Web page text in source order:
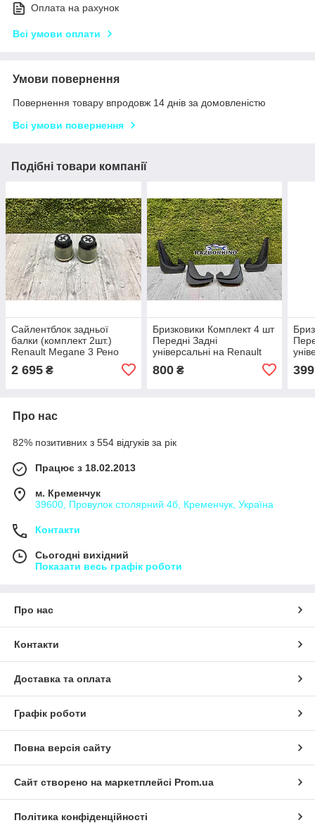
Оплата на рахунок
Всі умови оплати
Умови повернення
Повернення товару впродовж 14 днів за домовленістю
Всі умови повернення
Подібні товари компанії
Сайлентблок задньої
балки (комплект 2шт.)
Renault Megane 3 Рено
Оригінал 550447517R
2 695 ₴
Бризковики Комплект 4 шт
Передні Задні
універсальні на Renault
Меган 1,2,3,4
800₴ 399
Про нас
82% позитивних з 554 відгуків за рік
Працює з 18.02.2013
м. Кременчук
39600, Провулок столярний 4б, Кременчук, Україна
Контакти
Сьогодні вихідний
Показати весь графік роботи
Про нас
Контакти
Доставка та оплата
Графік роботи
Повна версія сайту
Сайт створено на маркетплейсі Prom.ua
Політика конфіденційності